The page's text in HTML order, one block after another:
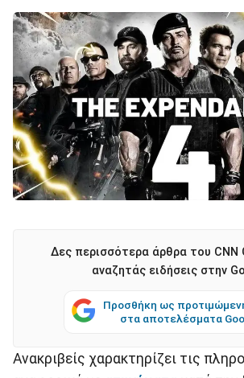
Δες περισσότερα άρθρα του CNN
αναζητάς ειδήσεις στην
Προσθήκη ως
στα αποτελέσματα
Ανακριβείς χαρακτηρίζει τις